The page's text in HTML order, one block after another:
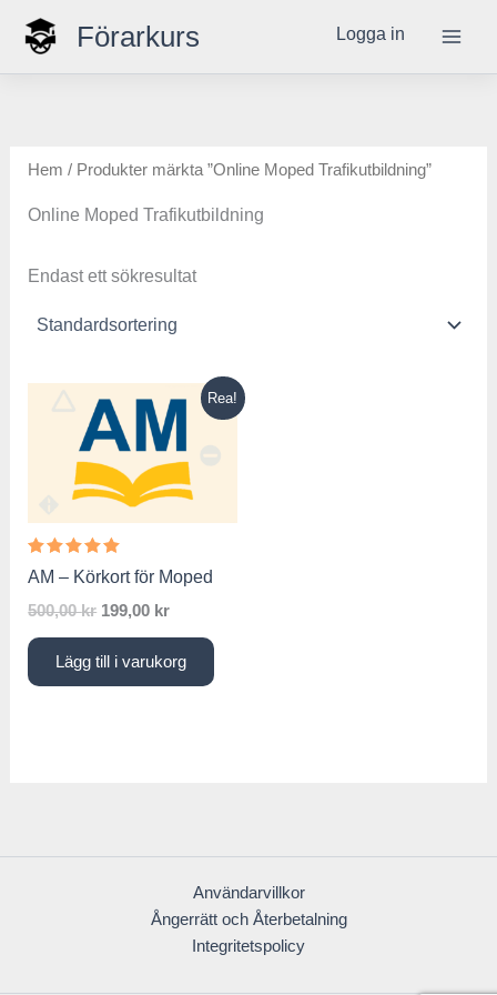
Hoppa
innehåll
Förarkurs Logga in
Hem / Produkter märkta ”Online Moped Trafikutbildning”
Online Moped Trafikutbildning
Endast ett sökresultat
Rea!
Betygsatt
5.00
AM – Körkort för Moped
500,00kr
ursprungliga
priset
var:
500,00 kr.
199,00 kr
nuvarande
priset
är:
199,00 kr.
Lägg till i varukorg
Användarvillkor
Ångerrätt och Återbetalning
Integritetspolicy